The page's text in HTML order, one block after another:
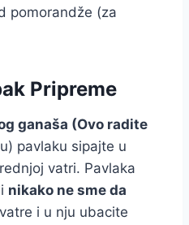
pomorandže (za
Pripreme
ganaša (Ovo radite
pavlaku sipajte u
vatri. Pavlaka
nikako ne sme da
i u nju ubacite